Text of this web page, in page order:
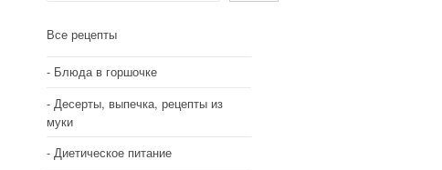
Все рецепты
Блюда в горшочке
Десерты, выпечка, рецепты из
муки
Диетическое питание